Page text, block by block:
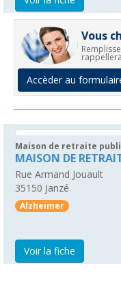
Vous
Accèder au
Maison de retraite
MAISON DE
Rue Armand Jouault
35150 Janzé
Alzheimer
Voir la fiche